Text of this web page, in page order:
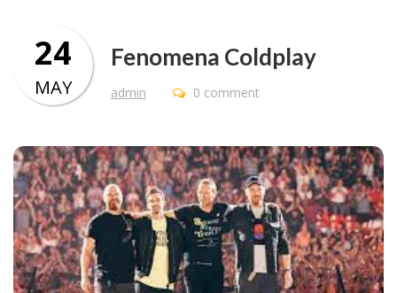
Fenomena Coldplay
admin
24
MAY 0 comment